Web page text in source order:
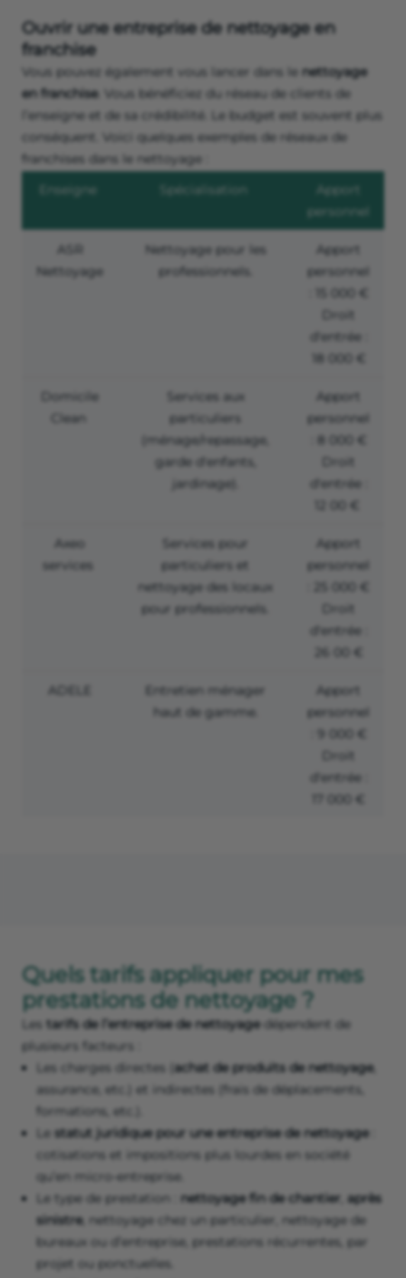
Ouvrir une entreprise de nettoyage en
franchise
Vous pouvez également vous lancer dans le nettoyage
en franchise. Vous bénéficiez du réseau de clients de
l’enseigne et de sa crédibilité. Le budget est souvent plus
conséquent. Voici quelques exemples de réseaux de
franchises dans le nettoyage :
Enseigne
Spécialisation
Apport
personnel
ASR
Nettoyage
Nettoyage pour les
professionnels.
Apport
personnel
: 15 000 €
Droit
d'entrée :
18 000 €
Domicile
Clean
Services aux
particuliers
(ménage/repassage,
garde d'enfants,
jardinage).
Apport
personnel
: 8 000 €
Droit
d'entrée :
12 00 €
Axeo
services
Services pour
particuliers et
nettoyage des locaux
pour professionnels.
Apport
personnel
: 25 000 €
Droit
d'entrée :
26 00 €
ADELE
Entretien ménager
haut de gamme.
Apport
personnel
: 9 000 €
Droit
d'entrée :
17 000 €
Quels tarifs appliquer pour mes
prestations de nettoyage ?
Les tarifs de l’entreprise de nettoyagedépendent de
plusieurs facteurs :
Les charges directes ( achat de produits de nettoyage,
assurance, etc.) et indirectes (frais de déplacements,
formations, etc.).
Le statut juridique pour une entreprise de nettoyage
cotisations et impositions plus lourdes en société
qu’en micro-entreprise.
Le type de prestation : nettoyage fin de chantier après
sinistre, nettoyage chez un particulier, nettoyage de
bureaux ou d’entreprise, prestations récurrentes, par
projet ou ponctuelles.